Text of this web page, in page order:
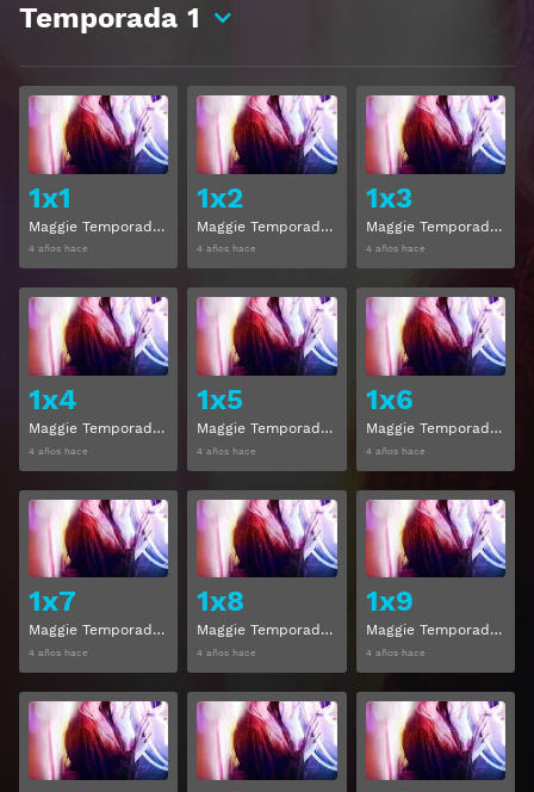
Temporada 1
1x1
Maggie Temporada 1 Capitulo 1
4 años hace
1x2
Maggie Temporada 1 Capitulo 2
4 años hace
1x3
Maggie Temporada 1 Capitulo 3
4 años hace
1x4
Maggie Temporada 1 Capitulo 4
4 años hace
Ver
1x5
Maggie Temporada 1 Capitulo 5
4 años hace
Ver
1x6
Maggie Temporada 1 Capitulo 6
4 años hace
1x7
Maggie Temporada 1 Capitulo 7
4 años hace
1x8
Maggie Temporada 1 Capitulo 8
4 años hace
1x9
Maggie Temporada 1 Capitulo 9
4 años hace